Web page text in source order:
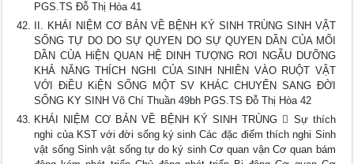
PGS.TS Đỗ Thị Hòa 41
II. KHÁI NIỆM CƠ BẢN VỀ BỆNH KÝ SINH TRÙNG SINH VẬT
SỐNG TỰ DO DO SỰ QUYEN DO SỰ QUYEN DẦN CỦA MỐI
DẦN CỦA HiỆN QUAN HỆ DINH TƯỢNG RƠI NGẪU DƯỠNG
KHẢ NĂNG THÍCH NGHI CỦA SINH NHIÊN VÀO RUỘT VẬT
VỚI ĐiỀU KiỆN SỐNG MỘT SV KHÁC CHUYỂN SANG ĐỜI
SỐNG KY SINH Võ Chí Thuần 49bh PGS.TS Đỗ Thị Hòa 42
KHÁI NIỆM CƠ BẢN VỀ BỆNH KÝ SINH TRÙNG  Sự thích
nghi của KST với đời sống ký sinh Các đặc điểm thích nghi Sinh
vật sống Sinh vật sống tự do ký sinh Cơ quan vận Cơ quan bám